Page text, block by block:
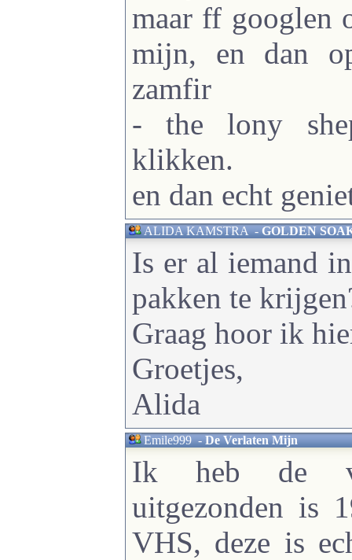
maar ff googlen
mijn, en dan
zamfir
- the lony
klikken.
en dan echt
ALIDA KAMSTRA-GOLDEN
Is er al iemand
pakken te
Graag hoor ik
Groetjes,
Alida
Emile999-De Verlaten Mijn
Ik heb de
uitgezonden is
VHS, deze is